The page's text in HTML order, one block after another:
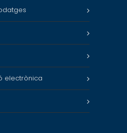
electrònica